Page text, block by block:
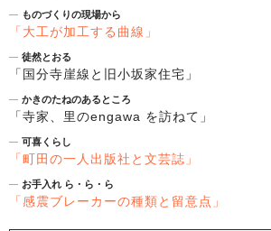
ものづくりの現場から
大工が加工する曲線
徒然とおる
国分寺崖線と旧小坂家住宅
かきのたねのあるところ
寺家、里のengawa を訪ねて
可喜くらし
町田の一人出版社と文芸誌
お手入れ ら・ら・ら
感震ブレーカーの種類と留意点